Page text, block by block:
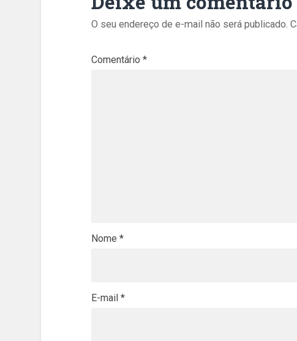
O seu endereço de e-mail não será publicado.
Comentário *
Nome *
E-mail *